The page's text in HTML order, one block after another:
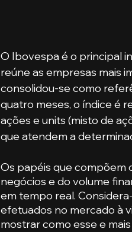
O Ibovespa é o principal
reúne as empresas mais
consolidou-se como
quatro meses, o índice é
ações e units (misto de
que atendem a
Os papéis que compõem
negócios e do volume
em tempo real.
efetuados no mercado à
mostrar como esse e